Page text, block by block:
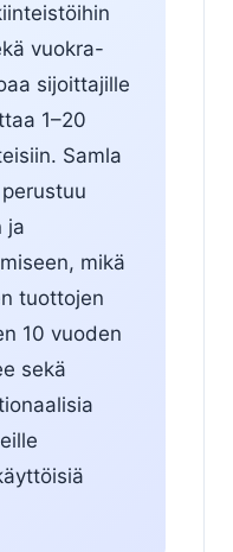
vuokra-
sijoittajille
1–20
Samla
ja
mikä
tuottojen
10 vuoden
sekä